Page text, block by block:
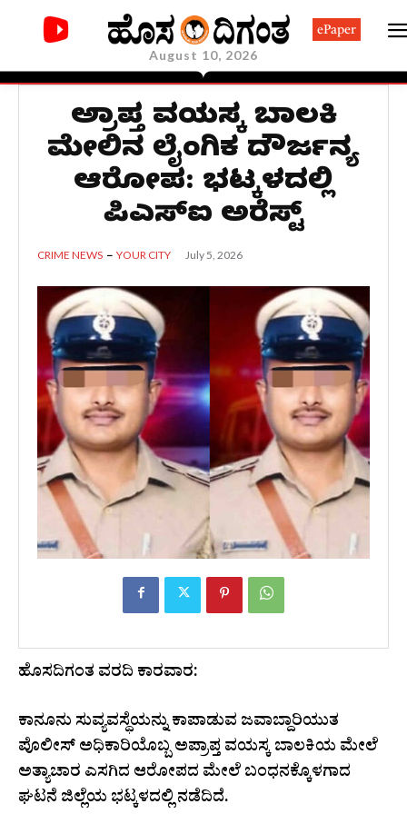
August 10, 2026
ePaper
ಅಪ್ರಾಪ್ತ ವಯಸ್ಕ ಬಾಲಕಿ
ಮೇಲಿನ ಲೈಂಗಿಕ ದೌರ್ಜನ್ಯ
ಆರೋಪ: ಭಟ್ಕಳದಲ್ಲಿ
ಪಿಎಸ್‌ಐ ಅರೆಸ್ಟ್
CRIME NEWS YOUR CITY July 5, 2026
ಹೊಸದಿಗಂತ ವರದಿ ಕಾರವಾರ:
ಕಾನೂನು ಸುವ್ಯವಸ್ಥೆಯನ್ನು ಕಾಪಾಡುವ ಜವಾಬ್ದಾರಿಯುತ
ಪೊಲೀಸ್ ಅಧಿಕಾರಿಯೊಬ್ಬ ಅಪ್ರಾಪ್ತ ವಯಸ್ಕ ಬಾಲಕಿಯ ಮೇಲೆ
ಅತ್ಯಾಚಾರ ಎಸಗಿದ ಆರೋಪದ ಮೇಲೆ ಬಂಧನಕ್ಕೊಳಗಾದ
ಘಟನೆ ಜಿಲ್ಲೆಯ ಭಟ್ಕಳದಲ್ಲಿ ನಡೆದಿದೆ.